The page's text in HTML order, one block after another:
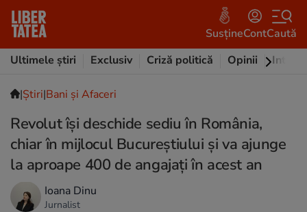
SusțineContCaută
Ultimele știri
Exclusiv Criză politică Opinii
|Ştiri|Bani și Afaceri
Revolut își deschide sediu în România,
chiar în mijlocul Bucureștiului și va ajunge
la aproape 400 de angajați în acest an
Ioana Dinu
Jurnalist